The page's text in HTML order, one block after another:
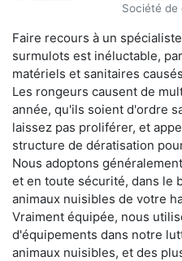
Société de
Faire recours à un
surmulots est inéluctable,
matériels et sanitaires
Les rongeurs causent de
année, qu'ils soient d'ordre
laissez pas proliférer, et
structure de dératisation
Nous adoptons
et en toute sécurité, dans le
animaux nuisibles de votre
Vraiment équipée, nous
d'équipements dans notre
animaux nuisibles, et des